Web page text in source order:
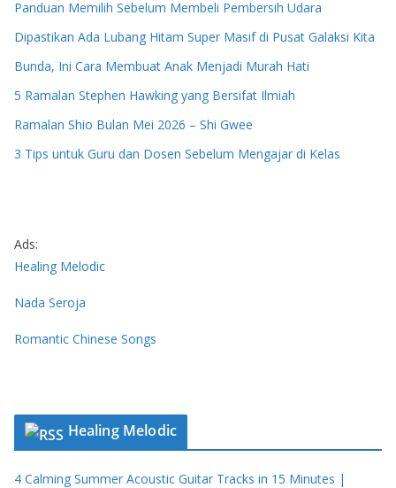
Panduan Memilih Sebelum Membeli Pembersih Udara
Dipastikan Ada Lubang Hitam Super Masif di Pusat Galaksi Kita
Bunda, Ini Cara Membuat Anak Menjadi Murah Hati
5 Ramalan Stephen Hawking yang Bersifat Ilmiah
Ramalan Shio Bulan Mei 2026 – Shi Gwee
3 Tips untuk Guru dan Dosen Sebelum Mengajar di Kelas
Ads:
Healing Melodic
Nada Seroja
Romantic Chinese Songs
Healing Melodic
4 Calming Summer Acoustic Guitar Tracks in 15 Minutes |